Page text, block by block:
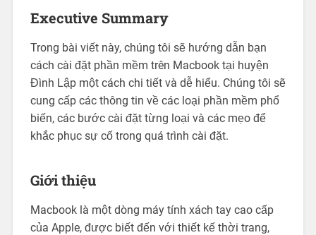
Executive Summary
Trong bài viết này, chúng tôi sẽ hướng dẫn bạn
cách cài đặt phần mềm trên Macbook tại huyện
Đình Lập một cách chi tiết và dễ hiểu. Chúng tôi sẽ
cung cấp các thông tin về các loại phần mềm phổ
biến, các bước cài đặt từng loại và các mẹo để
khắc phục sự cố trong quá trình cài đặt.
Giới thiệu
Macbook là một dòng máy tính xách tay cao cấp
của Apple, được biết đến với thiết kế thời trang,